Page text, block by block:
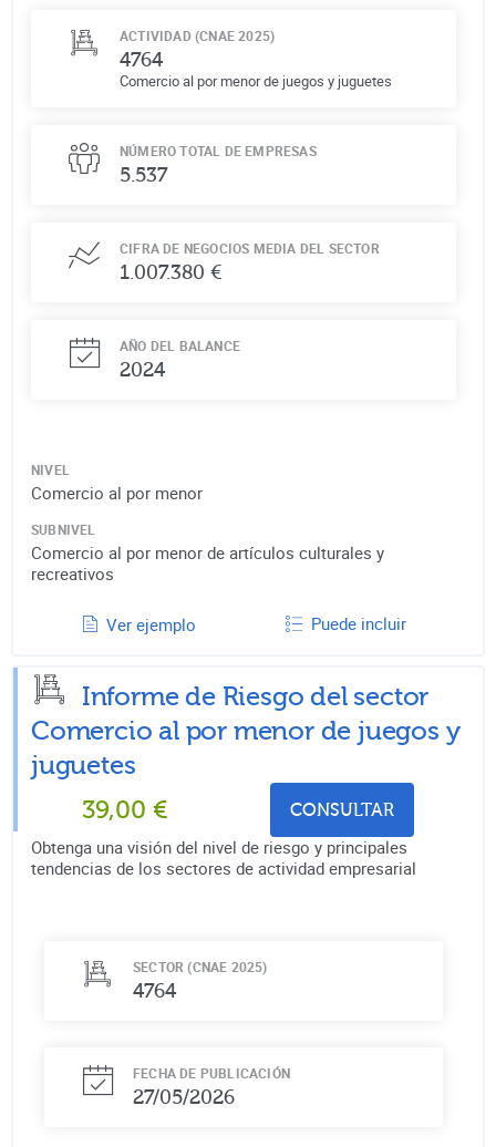
ACTIVIDAD (CNAE 2025)
4764
Comercio al por menor de juegos y juguetes
NÚMERO TOTAL DE EMPRESAS
5.537
CIFRA DE NEGOCIOS MEDIA DEL SECTOR
1.007.380 €
AÑO DEL BALANCE
2024
NIVEL
Comercio al por menor
SUBNIVEL
Comercio al por menor de artículos culturales y
recreativos
Ver ejemplo Puede incluir
Informe de Riesgo del sector
Comercio al por menor de juegos y
juguetes
39,00 € CONSULTAR
Obtenga una visión del nivel de riesgo y principales
tendencias de los sectores de actividad empresarial
SECTOR (CNAE 2025)
4764
FECHA DE PUBLICACIÓN
27/05/2026